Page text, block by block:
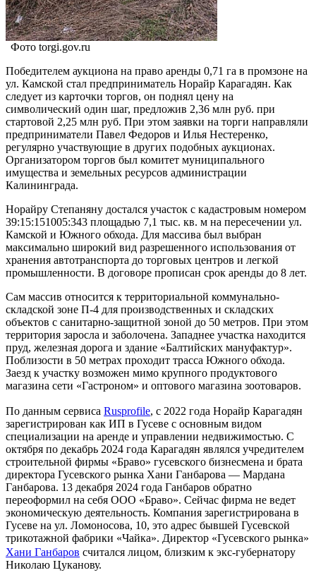
Фото torgi.gov.ru
Победителем аукциона на право аренды 0,71 га в промзоне на
ул. Камской стал предприниматель Норайр Карагадян. Как
следует из карточки торгов, он поднял цену на
символический один шаг, предложив 2,36 млн руб. при
стартовой 2,25 млн руб. При этом заявки на торги направляли
предприниматели Павел Федоров и Илья Нестеренко,
регулярно участвующие в других подобных аукционах.
Организатором торгов был комитет муниципального
имущества и земельных ресурсов администрации
Калининграда.
Норайру Степаняну достался участок с кадастровым номером
39:15:151005:343 площадью 7,1 тыс. кв. м на пересечении ул.
Камской и Южного обхода. Для массива был выбран
максимально широкий вид разрешенного использования от
хранения автотранспорта до торговых центров и легкой
промышленности. В договоре прописан срок аренды до 8 лет.
Сам массив относится к территориальной коммунально-
складской зоне П-4 для производственных и складских
объектов с санитарно-защитной зоной до 50 метров. При этом
территория заросла и заболочена. Западнее участка находится
пруд, железная дорога и здание «Балтийских мануфактур».
Поблизости в 50 метрах проходит трасса Южного обхода.
Заезд к участку возможен мимо крупного продуктового
магазина сети «Гастроном» и оптового магазина зоотоваров.
По данным сервиса Rusprofile, с 2022 года Норайр Карагадян
зарегистрирован как ИП в Гусеве с основным видом
специализации на аренде и управлении недвижимостью. С
октября по декабрь 2024 года Карагадян являлся учредителем
строительной фирмы «Браво» гусевского бизнесмена и брата
директора Гусевского рынка Хани Ганбарова — Мардана
Ганбарова. 13 декабря 2024 года Ганбаров обратно
переоформил на себя ООО «Браво». Сейчас фирма не ведет
экономическую деятельность. Компания зарегистрирована в
Гусеве на ул. Ломоносова, 10, это адрес бывшей Гусевской
трикотажной фабрики «Чайка». Директор «Гусевского рынка»
Хани Ганбаров считался лицом, близким к экс-губернатору
Николаю Цуканову.